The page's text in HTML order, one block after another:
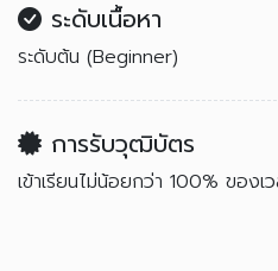
ระดับเนื้อหา
ระดับต้น (Beginner)
การรับวุฒิบัตร
เข้าเรียนไม่น้อยกว่า 100% ของเ